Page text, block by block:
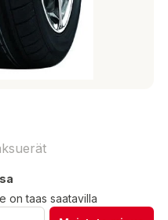
on taas saatavilla